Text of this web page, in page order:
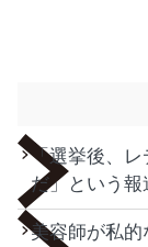
「選挙後、レ
だ」という
美容師が私的